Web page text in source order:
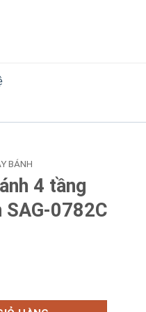
BÁNH
4 tầng
SAG-0782C
bàn Sanden SAG-0782C